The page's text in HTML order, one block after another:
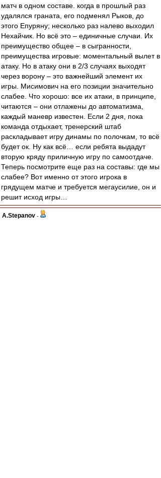
матч в одном составе. когда в прошлый раз
удалялся граната, его подменял Рыков, до
этого Епуряну; несколько раз налево выходил
Нехайчик. Но всё это – единичные случаи. Их
преимущество общее – в сыгранности,
преимущества игровые: моментальный вылет в
атаку. Но в атаку они в 2/3 случаях выходят
через ворону – это важнейший элемент их
игры. Мисимович на его позиции значительно
слабее. Что хорошо: все их атаки, в принципе,
читаются – они отлажены до автоматизма,
каждый маневр известен. Если 2 дня, пока
команда отдыхает, тренерский штаб
раскладывает игру динамы по полочкам, то всё
будет ок. Ну как всё… если ребята выдадут
вторую кряду приличную игру по самоотдаче.
Теперь посмотрите еще раз на составы: где мы
слабее? Вот именно от этого игрока в
грядущем матче и требуется мегаусилие, он и
решит исход игры…
A.Stepanov -